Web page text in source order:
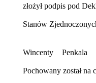
złożył podpis pod
Stanów
Wincenty
Pochowany został na